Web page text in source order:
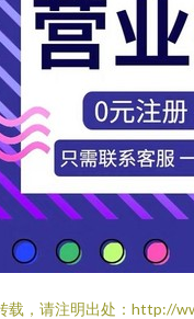
载，请注明出处：http://